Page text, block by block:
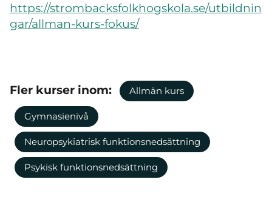
https://strombacksfolkhogskola.se/utbildnin
gar/allman-kurs-fokus/
Fler kurser inom: Allmän kurs
Gymnasienivå
Neuropsykiatrisk funktionsnedsättning
Psykisk funktionsnedsättning